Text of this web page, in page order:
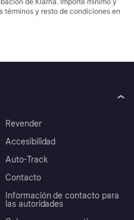
términos y resto de condiciones en
Revender
Accesibilidad
Auto-Track
Contacto
Información de contacto para
las autoridades